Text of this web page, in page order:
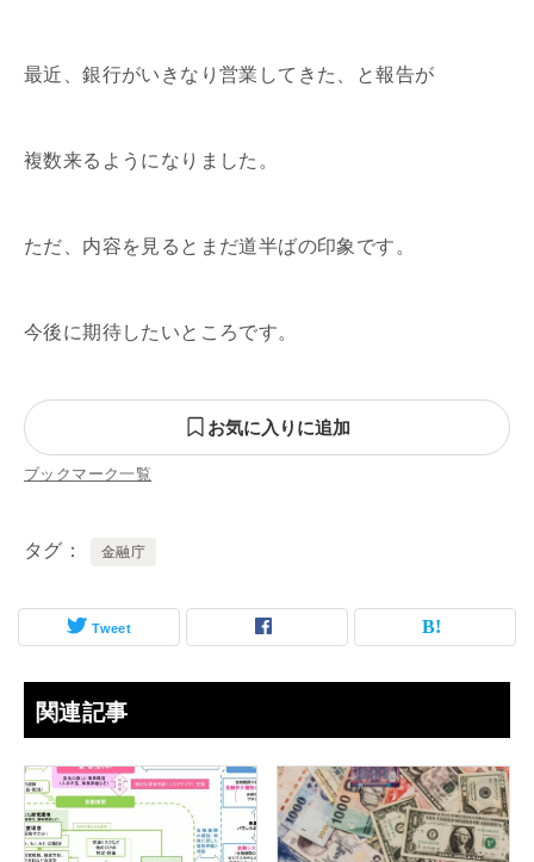
最近、銀行がいきなり営業してきた、と報告が
複数来るようになりました。
ただ、内容を見るとまだ道半ばの印象です。
今後に期待したいところです。
お気に入りに追加
ブックマーク一覧
タグ 金融庁
Tweet
関連記事